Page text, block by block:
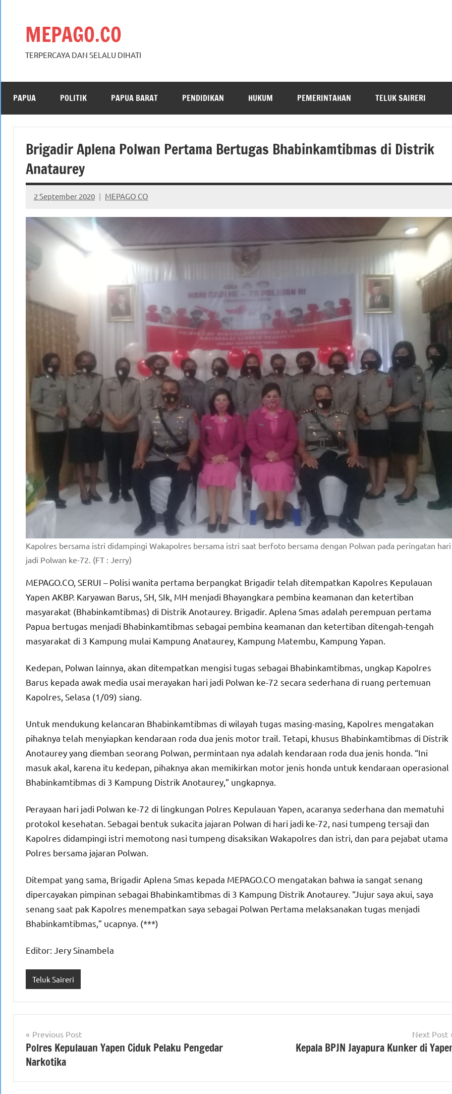
MEPAGO.CO
TERPERCAYA DAN SELALU DIHATI
PAPUA POLITIK PAPUA BARAT PENDIDIKAN HUKUM PEMERINTAHAN TELUK SAIRERI
Brigadir Aplena Polwan Pertama Bertugas Bhabinkamtibmas di Distrik
Anataurey
2 September 2020 MEPAGO CO
No
comments
Kapolres bersama istri didampingi Wakapolres bersama istri saat berfoto bersama dengan Polwan pada peringatan hari
jadi Polwan ke-72. (FT : Jerry)
MEPAGO.CO, SERUI – Polisi wanita pertama berpangkat Brigadir telah ditempatkan Kapolres Kepulauan
Yapen AKBP. Karyawan Barus, SH, SIk, MH menjadi Bhayangkara pembina keamanan dan ketertiban
masyarakat (Bhabinkamtibmas) di Distrik Anotaurey. Brigadir. Aplena Smas adalah perempuan pertama
Papua bertugas menjadi Bhabinkamtibmas sebagai pembina keamanan dan ketertiban ditengah-tengah
masyarakat di 3 Kampung mulai Kampung Anataurey, Kampung Matembu, Kampung Yapan.
Kedepan, Polwan lainnya, akan ditempatkan mengisi tugas sebagai Bhabinkamtibmas, ungkap Kapolres
Barus kepada awak media usai merayakan hari jadi Polwan ke-72 secara sederhana di ruang pertemuan
Kapolres, Selasa (1/09) siang.
Untuk mendukung kelancaran Bhabinkamtibmas di wilayah tugas masing-masing, Kapolres mengatakan
pihaknya telah menyiapkan kendaraan roda dua jenis motor trail. Tetapi, khusus Bhabinkamtibmas di Distrik
Anotaurey yang diemban seorang Polwan, permintaan nya adalah kendaraan roda dua jenis honda. “Ini
masuk akal, karena itu kedepan, pihaknya akan memikirkan motor jenis honda untuk kendaraan operasional
Bhabinkamtibmas di 3 Kampung Distrik Anotaurey,” ungkapnya.
Perayaan hari jadi Polwan ke-72 di lingkungan Polres Kepulauan Yapen, acaranya sederhana dan mematuhi
protokol kesehatan. Sebagai bentuk sukacita jajaran Polwan di hari jadi ke-72, nasi tumpeng tersaji dan
Kapolres didampingi istri memotong nasi tumpeng disaksikan Wakapolres dan istri, dan para pejabat utama
Polres bersama jajaran Polwan.
Ditempat yang sama, Brigadir Aplena Smas kepada MEPAGO.CO mengatakan bahwa ia sangat senang
dipercayakan pimpinan sebagai Bhabinkamtibmas di 3 Kampung Distrik Anotaurey. “Jujur saya akui, saya
senang saat pak Kapolres menempatkan saya sebagai Polwan Pertama melaksanakan tugas menjadi
Bhabinkamtibmas,” ucapnya. (***)
Editor: Jery Sinambela
Teluk Saireri
Navigasi
pos
Previous Post
Polres Kepulauan Yapen Ciduk Pelaku Pengedar
Narkotika
Next Post
Kepala BPJN Jayapura Kunker di